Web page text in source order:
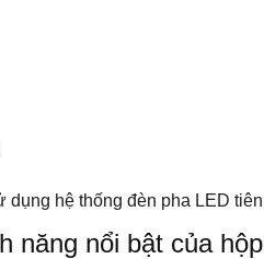
dụng hệ thống đèn pha LED
năng nổi bật của